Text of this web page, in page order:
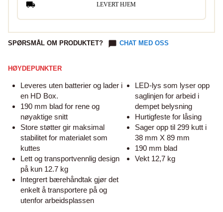
LEVERT HJEM
SPØRSMÅL OM PRODUKTET? CHAT MED OSS
HØYDEPUNKTER
Leveres uten batterier og lader i
en HD Box.
190 mm blad for rene og
nøyaktige snitt
Store støtter gir maksimal
stabilitet for materialet som
kuttes
Lett og transportvennlig design
på kun 12.7 kg
Integrert bærehåndtak gjør det
enkelt å transportere på og
utenfor arbeidsplassen
LED-lys som lyser opp
saglinjen for arbeid i
dempet belysning
Hurtigfeste for låsing
Sager opp til 299 kutt i
38 mm X 89 mm
190 mm blad
Vekt 12,7 kg